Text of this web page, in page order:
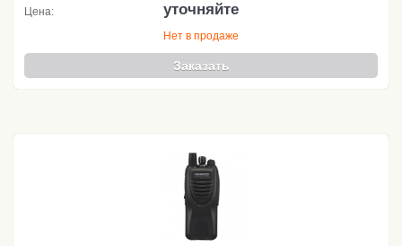
Цена: уточняйте
Нет в продаже
Заказать